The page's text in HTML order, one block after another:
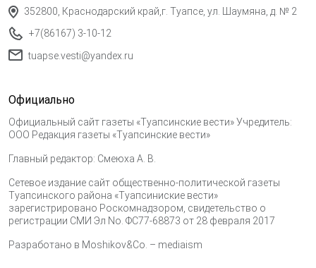
352800, Краснодарский край,г. Туапсе, ул. Шаумяна, д. № 2
+7(86167) 3-10-12
tuapse.vesti@yandex.ru
Официально
Официальный сайт газеты «Туапсинские вести» Учредитель:
ООО Редакция газеты «Туапсинские вести»
Главный редактор: Смеюха А. В.
Сетевое издание сайт общественно-политической газеты
Туапсинского района «Туапсиниские вести»
зарегистрировано Роскомнадзором, свидетельство о
регистрации СМИ Эл No. ФС77-68873 от 28 февраля 2017
Разработано в Moshikov&Co. – mediaism